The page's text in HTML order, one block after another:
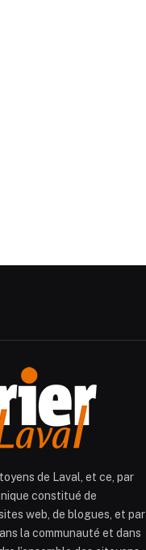
de Laval, et ce, par
constitué de
web, de blogues, et par
la communauté et dans